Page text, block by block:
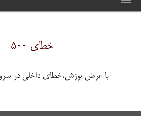
خطای ۵۰۰
با عرض پوزش،خطای داخلی در